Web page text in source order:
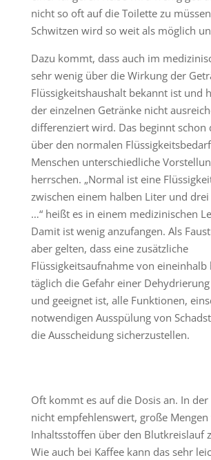
nicht so oft auf die Toilette zu
Schwitzen wird so weit als möglich
Dazu kommt, dass auch im
sehr wenig über die Wirkung der
Flüssigkeitshaushalt bekannt ist und
der einzelnen Getränke nicht
differenziert wird. Das beginnt schon
über den normalen
Menschen unterschiedliche
herrschen. „Normal ist eine
zwischen einem halben Liter und
…“ heißt es in einem medizinischen
Damit ist wenig anzufangen. Als
aber gelten, dass eine zusätzliche
Flüssigkeitsaufnahme von eineinhalb
täglich die Gefahr einer
und geeignet ist, alle Funktionen,
notwendigen Ausspülung von
die Ausscheidung sicherzustellen.
Oft kommt es auf die Dosis an. In der
nicht empfehlenswert, große Mengen
Inhaltsstoffen über den Blutkreislauf
Wie auch bei Kaffee kann das sehr